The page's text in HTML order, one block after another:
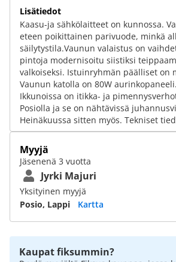
Lisätiedot
Kaasu-ja sähkölaitteet on kunnossa.
eteen poikittainen parivuode, minkä
säilytystila.Vaunun valaistus on
pintoja modernisoitu siistiksi
valkoiseksi. Istuinryhmän päälliset on
Vaunun katolla on 80W
Ikkunoissa on itikka- ja
Posiolla ja se on nähtävissä
Heinäkuussa sitten myös. Tekniset
Myyjä
Jäsenenä 3 vuotta
Jyrki Majuri
Yksityinen myyjä
Posio, Lappi
Kartta
Kaupat fiksummin?